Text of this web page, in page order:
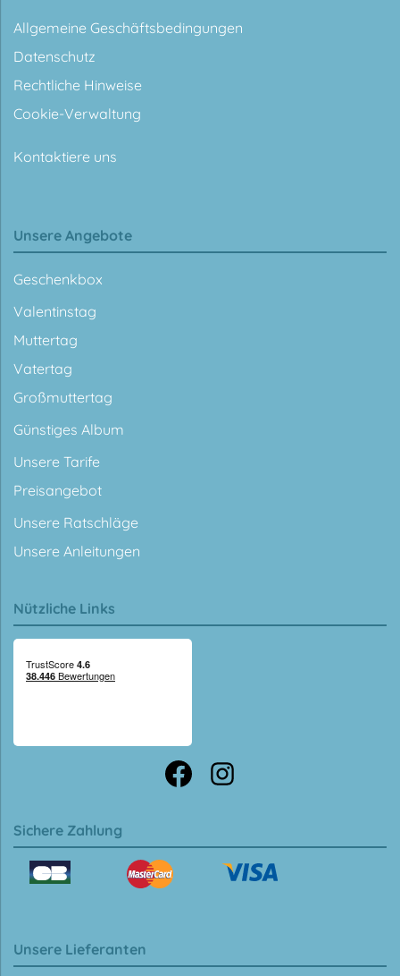
Allgemeine Geschäftsbedingungen
Datenschutz
Rechtliche Hinweise
Cookie-Verwaltung
Kontaktiere uns
Unsere Angebote
Geschenkbox
Valentinstag
Muttertag
Vatertag
Großmuttertag
Günstiges Album
Unsere Tarife
Preisangebot
Unsere Ratschläge
Unsere Anleitungen
Nützliche Links
Sichere Zahlung
Unsere Lieferanten